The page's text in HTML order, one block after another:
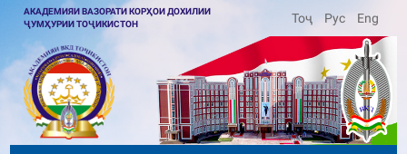
АКАДЕМИЯИ ВАЗОРАТИ КОРҲОИ ДОХИЛИИ
ҶУМҲУРИИ ТОҶИКИСТОН
Тоҷ Рус Eng